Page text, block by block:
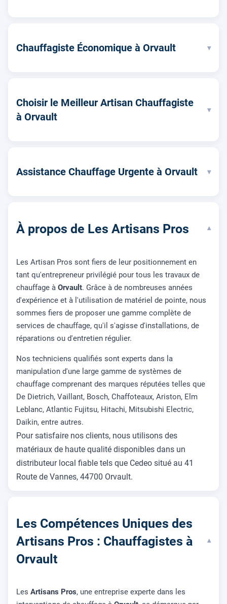
Chauffagiste Économique à Orvault ▾
Choisir le Meilleur Artisan Chauffagiste
à Orvault
▾
Assistance Chauffage Urgente à Orvault ▾
À propos de Les Artisans Pros ▾
Les Artisan Pros sont fiers de leur positionnement en
tant qu'entrepreneur privilégié pour tous les travaux de
chauffage à Orvault. Grâce à de nombreuses années
d'expérience et à l'utilisation de matériel de pointe, nous
sommes fiers de proposer une gamme complète de
services de chauffage, qu'il s'agisse d'installations, de
réparations ou d'entretien régulier.
Nos techniciens qualifiés sont experts dans la
manipulation d'une large gamme de systèmes de
chauffage comprenant des marques réputées telles que
De Dietrich, Vaillant, Bosch, Chaffoteaux, Ariston, Elm
Leblanc, Atlantic Fujitsu, Hitachi, Mitsubishi Electric,
Daikin, entre autres.
Pour satisfaire nos clients, nous utilisons des
matériaux de haute qualité disponibles dans un
distributeur local fiable tels que Cedeo situé au 41
Route de Vannes, 44700 Orvault.
Les Compétences Uniques des
Artisans Pros : Chauffagistes à
Orvault
▾
Les Artisans Pros, une entreprise experte dans les